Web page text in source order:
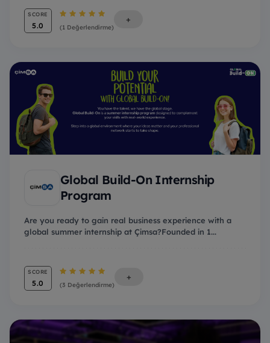
SCORE
5.0 (1 Değerlendirme)
+
Global Build-On Internship
Program
Are you ready to gain real business experience with a
global summer internship at Çimsa?Founded in 1...
SCORE
5.0 (3 Değerlendirme)
+